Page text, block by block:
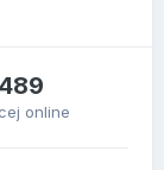
online